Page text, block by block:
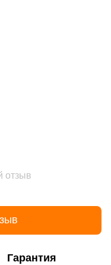
отзыв
Гарантия